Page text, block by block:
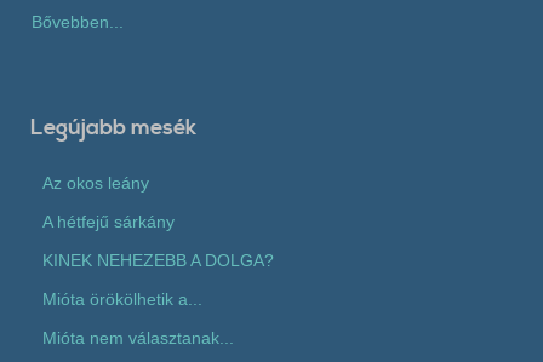
Bővebben...
Legújabb mesék
Az okos leány
A hétfejű sárkány
KINEK NEHEZEBB A DOLGA?
Mióta örökölhetik a...
Mióta nem választanak...